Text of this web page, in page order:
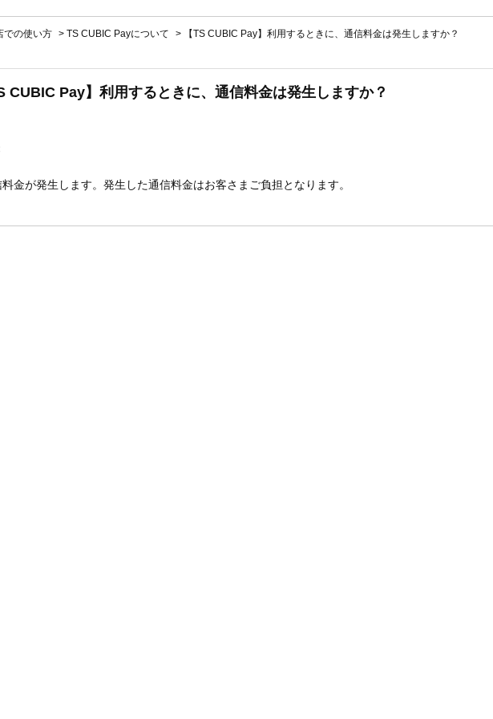
での使い方 > TS CUBIC Payについて > 【TS CUBIC Pay】利用するときに、通信料金は発生しますか？
CUBIC Pay】利用するときに、通信料金は発生しますか？
金が発生します。発生した通信料金はお客さまご負担となります。